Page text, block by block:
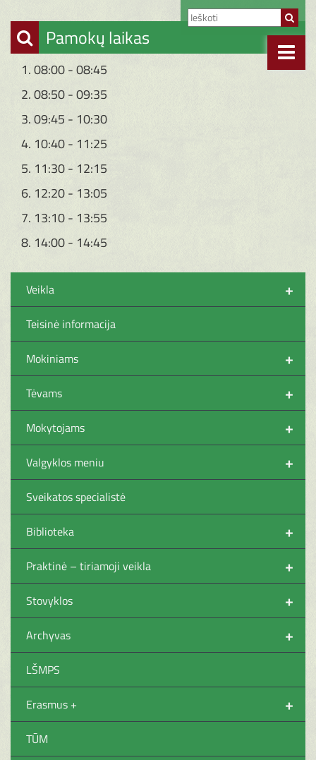
Pamokų laikas
1. 08:00 - 08:45
2. 08:50 - 09:35
3. 09:45 - 10:30
4. 10:40 - 11:25
5. 11:30 - 12:15
6. 12:20 - 13:05
7. 13:10 - 13:55
8. 14:00 - 14:45
+
Veikla
Teisinė informacija
+
Mokiniams
+
Tėvams
+
Mokytojams
+
Valgyklos meniu
Sveikatos specialistė
+
Biblioteka
+
Praktinė – tiriamoji veikla
+
Stovyklos
+
Archyvas
LŠMPS
+
Erasmus +
TŪM